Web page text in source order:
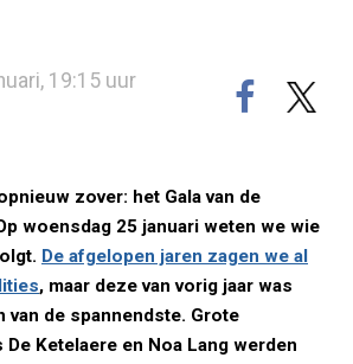
19:15 uur
zover: het Gala van de
woensdag 25 januari weten we wie
De afgelopen jaren zagen we al
, maar deze van vorig jaar was
van de spannendste. Grote
Ketelaere en Noa Lang werden